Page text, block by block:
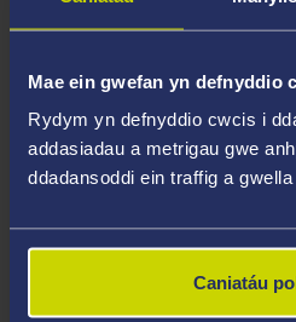
Mae ein gwefan yn defnyddio
Rydym yn defnyddio cwcis i
addasiadau a metrigau gwe
ddadansoddi ein traffig a
Caniatáu
Meysydd
Bydwreigiaeth
Beichiogrwydd risg isel
Uchafbwyntiau